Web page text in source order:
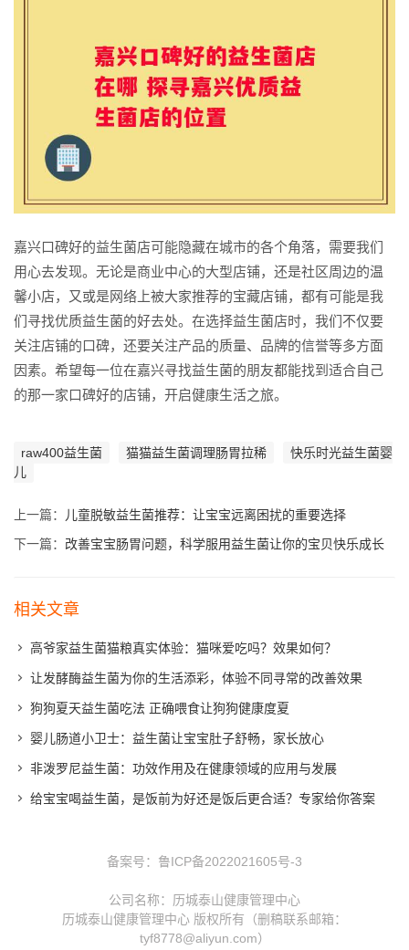
嘉兴口碑好的益生菌店可能隐藏在城市的各个角落，需要我们
用心去发现。无论是商业中心的大型店铺，还是社区周边的温
馨小店，又或是网络上被大家推荐的宝藏店铺，都有可能是我
们寻找优质益生菌的好去处。在选择益生菌店时，我们不仅要
关注店铺的口碑，还要关注产品的质量、品牌的信誉等多方面
因素。希望每一位在嘉兴寻找益生菌的朋友都能找到适合自己
的那一家口碑好的店铺，开启健康生活之旅。
raw400益生菌 猫猫益生菌调理肠胃拉稀
快乐时光益生菌婴
儿
上一篇：
儿童脱敏益生菌推荐：让宝宝远离困扰的重要选择
下一篇： 改善宝宝肠胃问题，科学服用益生菌让你的宝贝快乐成长
相关文章
高爷家益生菌猫粮真实体验：猫咪爱吃吗？效果如何？
让发酵酶益生菌为你的生活添彩，体验不同寻常的改善效果
狗狗夏天益生菌吃法 正确喂食让狗狗健康度夏
婴儿肠道小卫士：益生菌让宝宝肚子舒畅，家长放心
非泼罗尼益生菌：功效作用及在健康领域的应用与发展
给宝宝喝益生菌，是饭前为好还是饭后更合适？专家给你答案
备案号： 鲁ICP备2022021605号-3
公司名称：历城泰山健康管理中心
历城泰山健康管理中心 版权所有（删稿联系邮箱：
tyf8778@aliyun.com）